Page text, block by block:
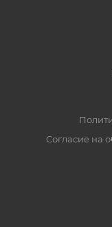
Cогласие на